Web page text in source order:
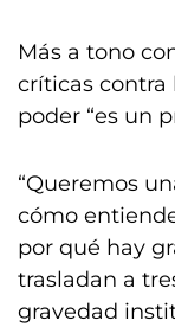
Más a tono
críticas contra
poder “es un
“Queremos
cómo
por qué hay
trasladan a
gravedad